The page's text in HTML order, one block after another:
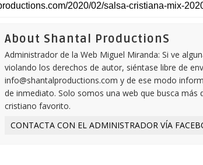
About Shantal ProductionS
Administrador de la Web Miguel Miranda: Si ve
violando los derechos de autor, siéntase libre de
info@shantalproductions.com y de ese modo
de inmediato. Solo somos una web que busca más
cristiano favorito.
CONTACTA CON EL ADMINISTRADOR VÍA